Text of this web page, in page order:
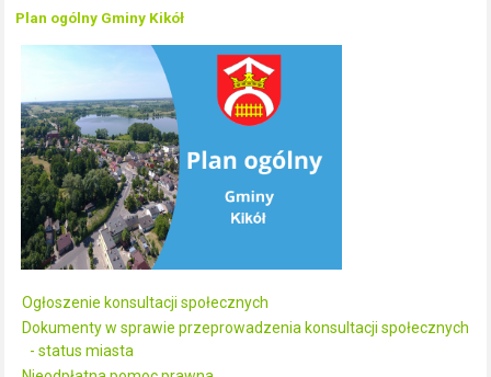
Plan ogólny Gminy Kikół
Ogłoszenie konsultacji społecznych
Dokumenty w sprawie przeprowadzenia konsultacji społecznych
- status miasta